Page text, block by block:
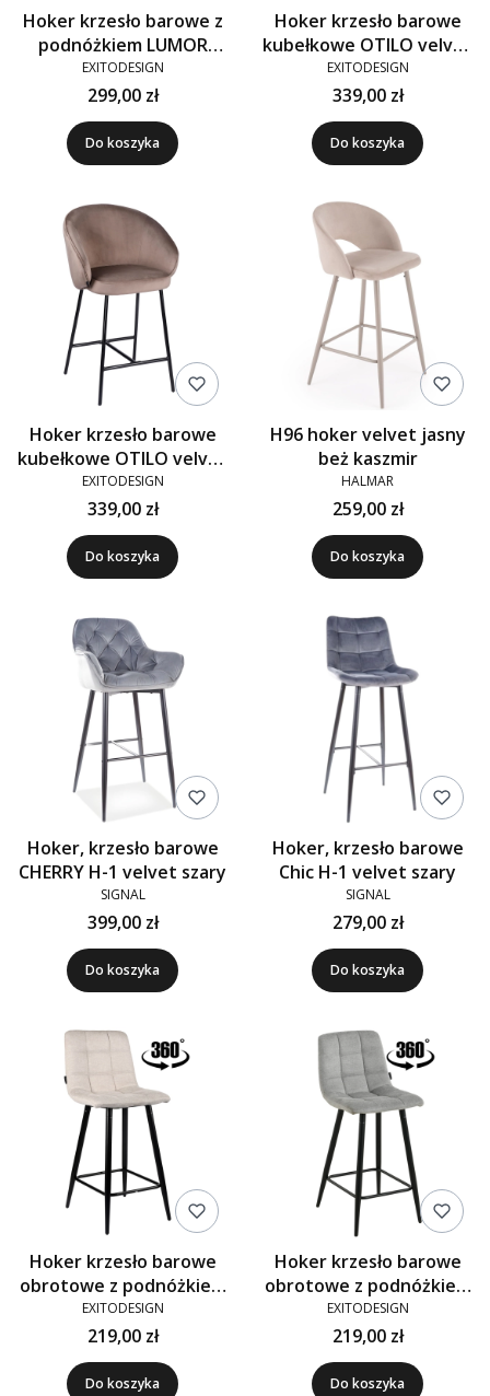
Hoker krzesło barowe z
podnóżkiem LUMOR
tkanina szary Raven-07
EXITODESIGN
299,00 zł
Do koszyka
Hoker krzesło barowe
kubełkowe OTILO velvet
czarne G-77
EXITODESIGN
339,00 zł
Do koszyka
Hoker krzesło barowe
kubełkowe OTILO velvet
brązowe G-71
EXITODESIGN
339,00 zł
Do koszyka
H96 hoker velvet jasny
beż kaszmir
HALMAR
259,00 zł
Do koszyka
Hoker, krzesło barowe
CHERRY H-1 velvet szary
SIGNAL
399,00 zł
Do koszyka
Hoker, krzesło barowe
Chic H-1 velvet szary
SIGNAL
279,00 zł
Do koszyka
Hoker krzesło barowe
obrotowe z podnóżkiem
TORE-S tkanina beżowe
920-01
EXITODESIGN
219,00 zł
Do koszyka
Hoker krzesło barowe
obrotowe z podnóżkiem
TORE-S 65cm tkanina
szare 920-10
EXITODESIGN
219,00 zł
Do koszyka